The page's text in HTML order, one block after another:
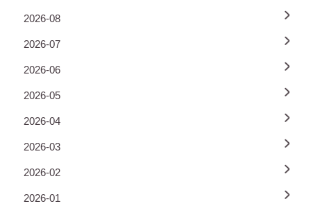
2026-08
2026-07
2026-06
2026-05
2026-04
2026-03
2026-02
2026-01